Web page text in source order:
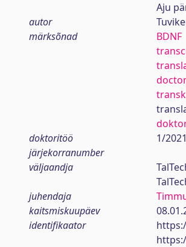
Aju
autor
märksõnad
BDNF
doktoritöö
järjekorranumber
1/2021
väljaandja
juhendaja
kaitsmiskuupäev
identifikaator